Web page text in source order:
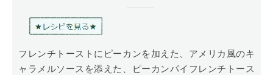
フレンチトーストにピーカンを加えた、アメリカ風のキ
ャラメルソースを添えた、ピーカンパイフレンチトース